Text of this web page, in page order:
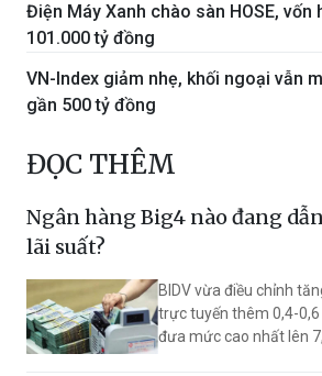
Điện Máy Xanh chào sàn HOSE, vốn
101.000 tỷ đồng
VN-Index giảm nhẹ, khối ngoại vẫn
gần 500 tỷ đồng
ĐỌC THÊM
Ngân hàng Big4 nào đang
lãi suất?
BIDV vừa điều chỉnh
trực tuyến thêm 0,4-
đưa mức cao nhất lên